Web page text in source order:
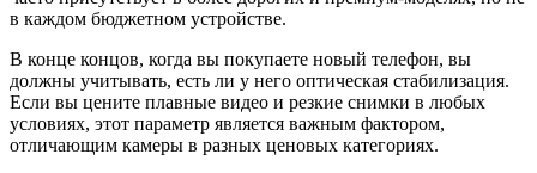
в каждом бюджетном устройстве.
В конце концов, когда вы покупаете новый телефон, вы
должны учитывать, есть ли у него оптическая стабилизация.
Если вы цените плавные видео и резкие снимки в любых
условиях, этот параметр является важным фактором,
отличающим камеры в разных ценовых категориях.